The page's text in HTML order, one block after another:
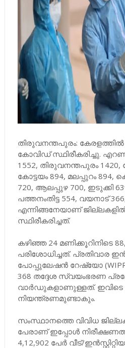
തിരുവനന്തപുരം: കേരളത്തില്‍
കോവിഡ് സ്ഥിരീകരിച്ചു.
1552, തിരുവനന്തപുരം 1420,
കോട്ടയം 894, മലപ്പുറം 894,
720, ആലപ്പുഴ 700, ഇടുക്കി
പത്തനംതിട്ട 554, വയനാട്
എന്നിങ്ങനേയാണ്
സ്ഥിരീകരിച്ചത്.
കഴിഞ്ഞ 24 മണിക്കൂറിനിടെ
പരിശോധിച്ചത്. പ്രതിവാര
പോപ്പുലേഷന്‍ റേഷ്യോ
368 തദ്ദേശ സ്വയംഭരണ
വാര്‍ഡുകളാണുള്ളത്.
നിയന്ത്രണമുണ്ടാകും.
സംസ്ഥാനത്തെ വിവിധ
പേരാണ് ഇപ്പോള്‍
4,12,902 പേര്‍ വീട്/